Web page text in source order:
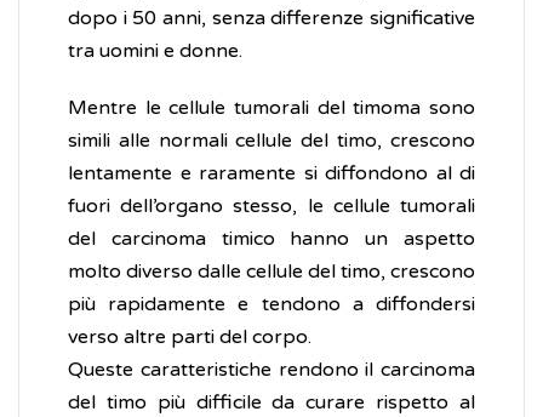
dopo i 50 anni, senza differenze significative
tra uomini e donne.
Mentre le cellule tumorali del timoma sono
simili alle normali cellule del timo, crescono
lentamente e raramente si diffondono al di
fuori dell’organo stesso, le cellule tumorali
del carcinoma timico hanno un aspetto
molto diverso dalle cellule del timo, crescono
più rapidamente e tendono a diffondersi
verso altre parti del corpo.
Queste caratteristiche rendono il carcinoma
del timo più difficile da curare rispetto al